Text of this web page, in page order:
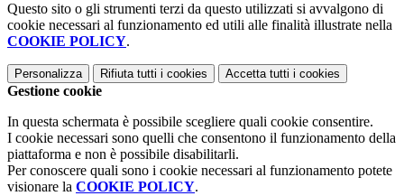
Questo sito o gli strumenti terzi da questo utilizzati si avvalgono di
cookie necessari al funzionamento ed utili alle finalità illustrate nella
COOKIE POLICY.
Personalizza Rifiuta tutti i cookies Accetta tutti i cookies
Gestione cookie
In questa schermata è possibile scegliere quali cookie consentire.
I cookie necessari sono quelli che consentono il funzionamento della
piattaforma e non è possibile disabilitarli.
Per conoscere quali sono i cookie necessari al funzionamento potete
visionare la COOKIE POLICY.